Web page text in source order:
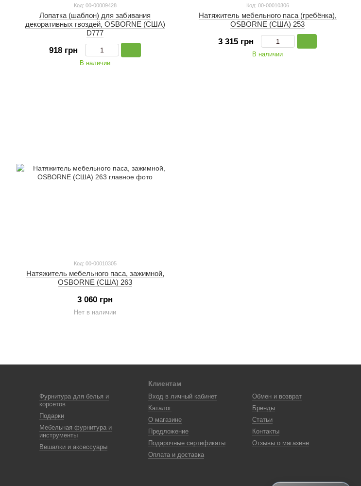
Код: 00-00009428
Лопатка (шаблон) для забивания
декоративных гвоздей, OSBORNE (США)
D777
918 грн
В наличии
Код: 00-00010306
Натяжитель мебельного паса (гребёнка),
OSBORNE (США) 253
3 315 грн
В наличии
Код: 00-00010305
Натяжитель мебельного паса, зажимной,
OSBORNE (США) 263
3 060 грн
Нет в наличии
Фурнитура для белья и
корсетов
Подарки
Мебельная фурнитура и
инструменты
Вешалки и аксессуары
Клиентам
Вход в личный кабинет
Каталог
О магазине
Предложение
Подарочные сертификаты
Оплата и доставка
Обмен и возврат
Бренды
Статьи
Контакты
Отзывы о магазине